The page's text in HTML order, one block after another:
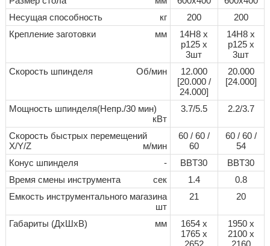
Несущая способность
кг 200
200
Крепление заготовки
мм
14H8 x
p125 x
3шт
14H8 x
p125 x
3шт
Скорость шпинделя
Об/мин
12.000
[20.000 /
24.000]
20.000
[24.000]
Мощность шпинделя(Непр./30 мин)
кВт
3.7/5.5 2.2/3.7
Скорость быстрых перемещений
X/Y/Z
м/мин
60 / 60 /
60
60 / 60 /
54
Конус шпинделя
- BBT30
BBT30
Время смены инструмента
сек 1.4
0.8
Емкость инструментального магазина
шт
21 20
Габариты (ДхШхВ) мм
1654 x
1765 x
2652
1950 x
2100 x
2160